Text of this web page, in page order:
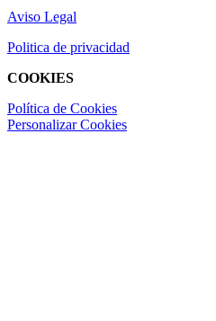
Aviso Legal
Politica de privacidad
COOKIES
Política de Cookies
Personalizar Cookies